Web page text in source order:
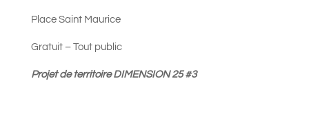
Place Saint Maurice
Gratuit – Tout public
Projet de territoire DIMENSION 25 #3